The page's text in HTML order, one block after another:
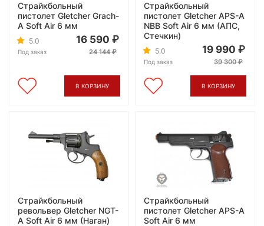
Страйкбольный
пистолет Gletcher Grach-
A Soft Air 6 мм
5.0
Под заказ
16 590
24 144
В КОРЗИНУ
Страйкбольный
пистолет Gletcher APS-A
NBB Soft Air 6 мм (АПС,
Стечкин)
5.0
Под заказ
19 990
39 300
В КОРЗИНУ
Страйкбольный
револьвер Gletcher NGT-
A Soft Air 6 мм (Наган)
Страйкбольный
пистолет Gletcher APS-A
Soft Air 6 мм